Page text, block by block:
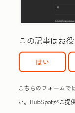
この記事はお
はい
こちらのフォームで
い。HubSpotがご提